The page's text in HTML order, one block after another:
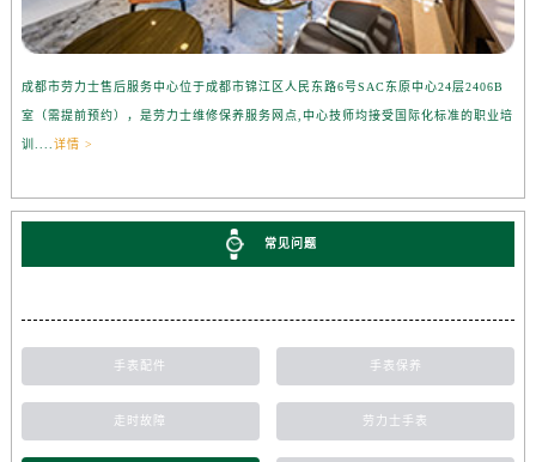
成都市劳力士售后服务中心位于成都市锦江区人民东路6号SAC东原中心24层2406B
室（需提前预约），是劳力士维修保养服务网点,中心技师均接受国际化标准的职业培
训.... 详情 >
常见问题
手表配件 手表保养
走时故障 劳力士手表